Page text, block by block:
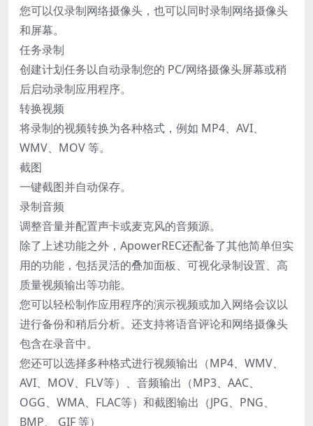
您可以仅录制网络摄像头，也可以同时录制网络摄像头
和屏幕。
任务录制
创建计划任务以自动录制您的 PC/网络摄像头屏幕或稍
后启动录制应用程序。
转换视频
将录制的视频转换为各种格式，例如 MP4、AVI、
WMV、MOV 等。
截图
一键截图并自动保存。
录制音频
调整音量并配置声卡或麦克风的音频源。
除了上述功能之外，ApowerREC还配备了其他简单但实
用的功能，包括灵活的叠加面板、可视化录制设置、高
质量视频输出等功能。
您可以轻松制作应用程序的演示视频或加入网络会议以
进行备份和稍后分析。还支持将语音评论和网络摄像头
包含在录音中。
您还可以选择多种格式进行视频输出（MP4、WMV、
AVI、MOV、FLV等）、音频输出（MP3、AAC、
OGG、WMA、FLAC等）和截图输出（JPG、PNG、
BMP、 GIF 等）